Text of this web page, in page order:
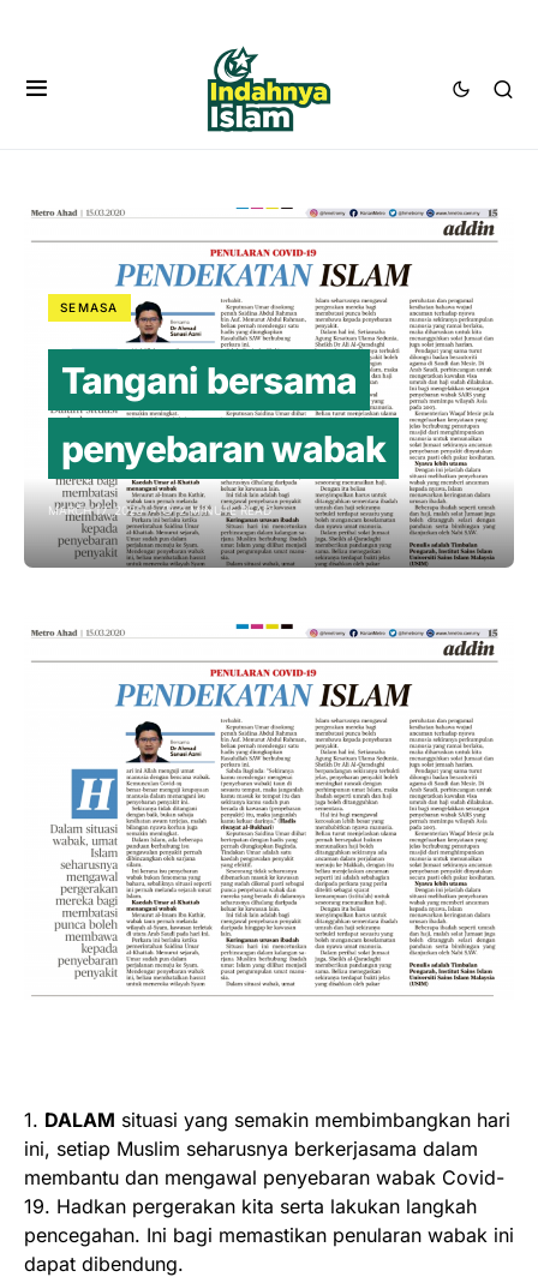
SEMASA
Tangani bersama
penyebaran wabak
MARCH 17, 2020 2 MINUTE READ
1. DALAM situasi yang semakin membimbangkan hari
ini, setiap Muslim seharusnya berkerjasama dalam
membantu dan mengawal penyebaran wabak Covid-
19. Hadkan pergerakan kita serta lakukan langkah
pencegahan. Ini bagi memastikan penularan wabak ini
dapat dibendung.